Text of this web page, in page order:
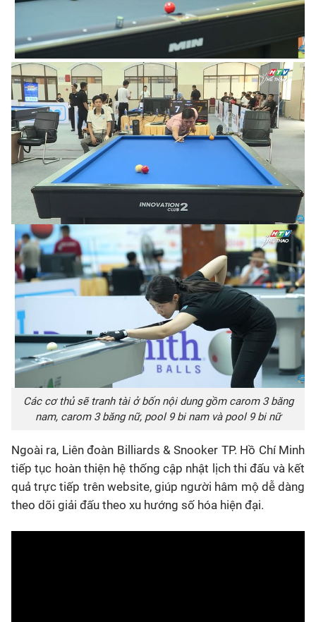
Các cơ thủ sẽ tranh tài ở bốn nội dung gồm carom 3 băng
nam, carom 3 băng nữ, pool 9 bi nam và pool 9 bi nữ
Ngoài ra, Liên đoàn Billiards & Snooker TP. Hồ Chí Minh
tiếp tục hoàn thiện hệ thống cập nhật lịch thi đấu và kết
quả trực tiếp trên website, giúp người hâm mộ dễ dàng
theo dõi giải đấu theo xu hướng số hóa hiện đại.